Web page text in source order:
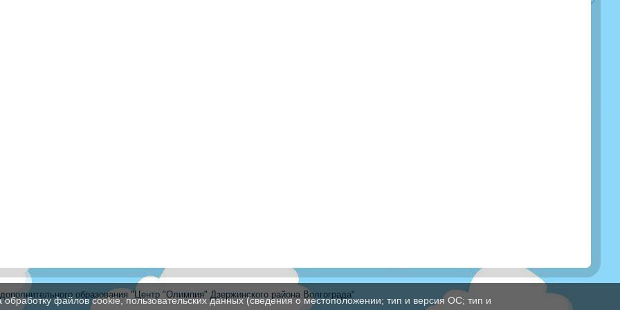
образования "Центр "Олимпия" Дзержинского района Волгограда"
файлов cookie, пользовательских данных (сведения о местоположении; тип и версия ОС; тип и